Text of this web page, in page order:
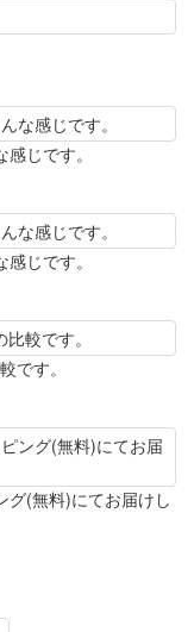
じです。
じです。
です。
グ(無料)にてお届けし